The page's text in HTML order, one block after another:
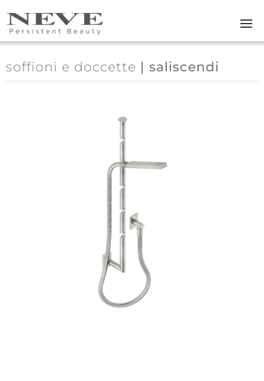
Skip to main content
soffioni e doccette | saliscendi